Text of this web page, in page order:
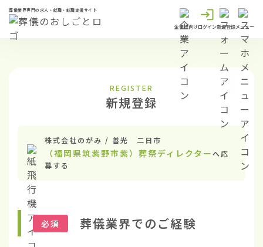
葬儀業界専門の求人・就職・転職支援サイト
企業様向けログイン新規登録メニュー
REGISTER
新規登録
株式会社のがみ / 善光 二日市
（福岡県筑紫野市紫）葬祭ディレクターへ応
募する
必須 葬儀業界でのご経験